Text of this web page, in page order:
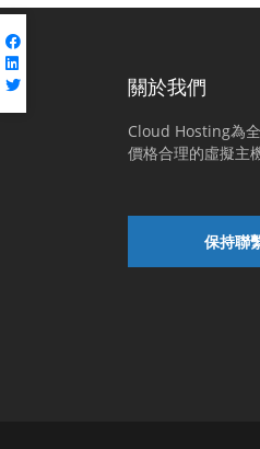
關於我們
Cloud Hosting為
價格合理的虛擬主
保持聯